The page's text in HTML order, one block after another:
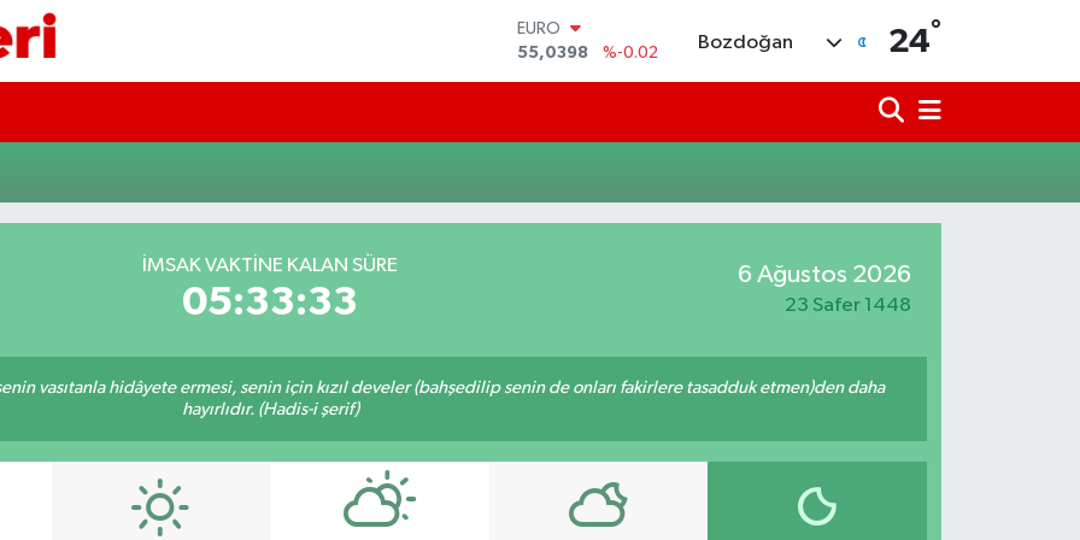
EURO
55,0398
%-0.02
BITCOIN
Bozdoğan 24°
İMSAK VAKTINE KALAN SÜRE
05:33:32
6 Ağustos 2026
23 Safer 1448
vasıtanla hidâyete ermesi, senin için kızıl develer (bahşedilip senin de onları fakirlere tasadduk etmen)den daha
hayırlıdır. (Hadis-i şerif)